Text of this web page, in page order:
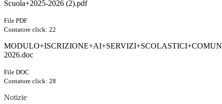
Scuola+2025-2026 (2).pdf
File PDF
Contatore click: 22
2026.doc
File DOC
Contatore click: 28
Notizie